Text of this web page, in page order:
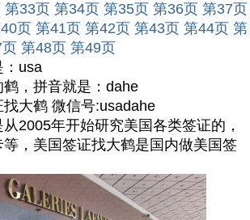
第33页 第34页 第35页 第36页 第37页
页 第41页 第42页 第43页 第44页 第
第48页 第49页
：usa
，拼音就是：dahe
大鹤 微信号:usadahe
2005年开始研究美国各类签证的，
，美国签证找大鹤是国内做美国签